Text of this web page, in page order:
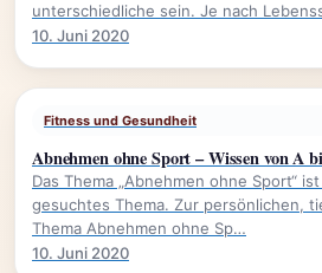
unterschiedliche sein. Je nach
10. Juni 2020
Fitness und Gesundheit
Abnehmen ohne Sport – Wissen von A
Das Thema „Abnehmen ohne Sport“
gesuchtes Thema. Zur persönlichen,
Thema Abnehmen ohne Sp…
10. Juni 2020